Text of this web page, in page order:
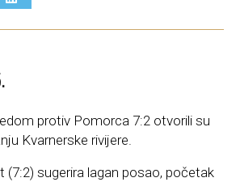
protiv Pomorca 7:2 otvorili su
Kvarnerske rivijere.
(7:2) sugerira lagan posao, početak